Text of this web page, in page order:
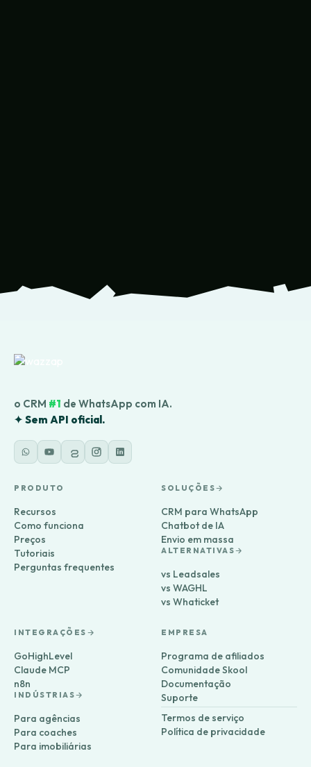
o CRM #1 de WhatsApp com IA.
✦ Sem API oficial.
PRODUTO
Recursos
Como funciona
Preços
Tutoriais
Perguntas frequentes
SOLUÇÕES
CRM para WhatsApp
Chatbot de IA
Envio em massa
ALTERNATIVAS
vs Leadsales
vs WAGHL
vs Whaticket
INTEGRAÇÕES
GoHighLevel
Claude MCP
n8n
INDÚSTRIAS
Para agências
Para coaches
Para imobiliárias
EMPRESA
Programa de afiliados
Comunidade Skool
Documentação
Suporte
Termos de serviço
Política de privacidade